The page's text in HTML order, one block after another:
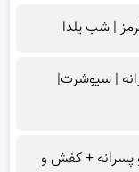
| شب یلدا
| سیوشرت|
پسرانه + کفش و